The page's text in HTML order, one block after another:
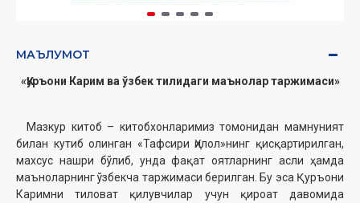
МАЪЛУМОТ
«Қуръони Карим ва ўзбек тилидаги маънолар таржимаси»
Мазкур китоб – китобхонларимиз томонидан мамнуният
билан кутиб олинган «Тафсири Ҳилол»нинг қисқартирилган,
махсус нашри бўлиб, унда фақат оятларнинг асли ҳамда
маъноларнинг ўзбекча таржимаси берилган. Бу эса Қуръони
Каримни тиловат қилувчилар учун қироат давомида